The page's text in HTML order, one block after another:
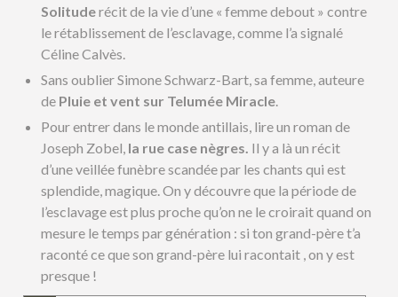
Solituderécit de la vie d’une « femme debout » contre
le rétablissement de l’esclavage, comme l’a signalé
Céline Calvès.
Sans oublier Simone Schwarz-Bart, sa femme, auteure
de Pluie et vent sur Telumée Miracle.
Pour entrer dans le monde antillais, lire un roman de
Joseph Zobel, la rue case nègres. Il y a là un récit
d’une veillée funèbre scandée par les chants qui est
splendide, magique. On y découvre que la période de
l’esclavage est plus proche qu’on ne le croirait quand on
mesure le temps par génération : si ton grand-père t’a
raconté ce que son grand-père lui racontait , on y est
presque !